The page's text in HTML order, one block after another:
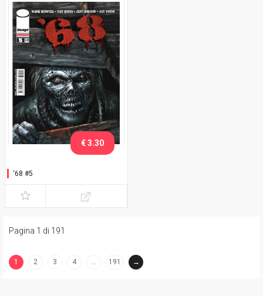
‘68 #5
€ 3.30
Pagina 1 di 191
1
2 3 4 … 191 →